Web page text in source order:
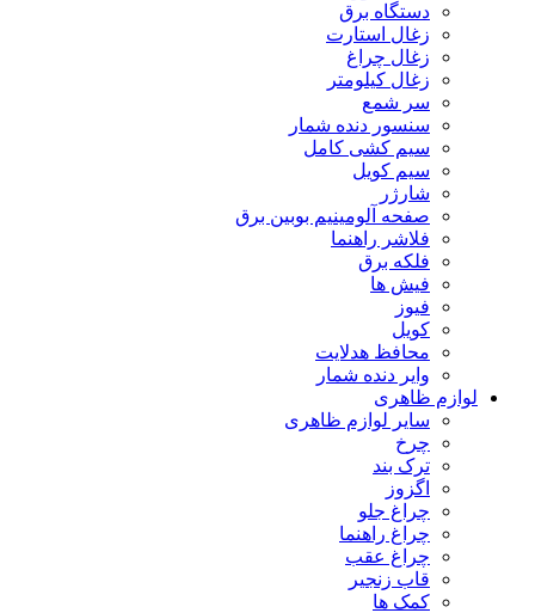
دستگاه برق
زغال استارت
زغال چراغ
زغال کیلومتر
سر شمع
سنسور دنده شمار
سیم کشی کامل
سیم کویل
شارژر
صفحه آلومینیم بوبین برق
فلاشر راهنما
فلکه برق
فیش ها
فیوز
کویل
محافظ هدلایت
وایر دنده شمار
لوازم ظاهری
سایر لوازم ظاهری
چرخ
ترک بند
اگزوز
چراغ جلو
چراغ راهنما
چراغ عقب
قاب زنجیر
کمک ها